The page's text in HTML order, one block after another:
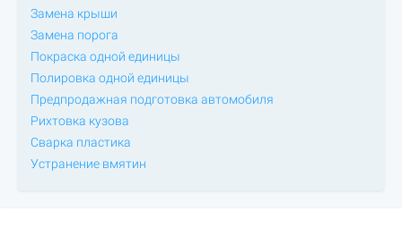
Замена крыши
Замена порога
Покраска одной единицы
Полировка одной единицы
Предпродажная подготовка автомобиля
Рихтовка кузова
Сварка пластика
Устранение вмятин